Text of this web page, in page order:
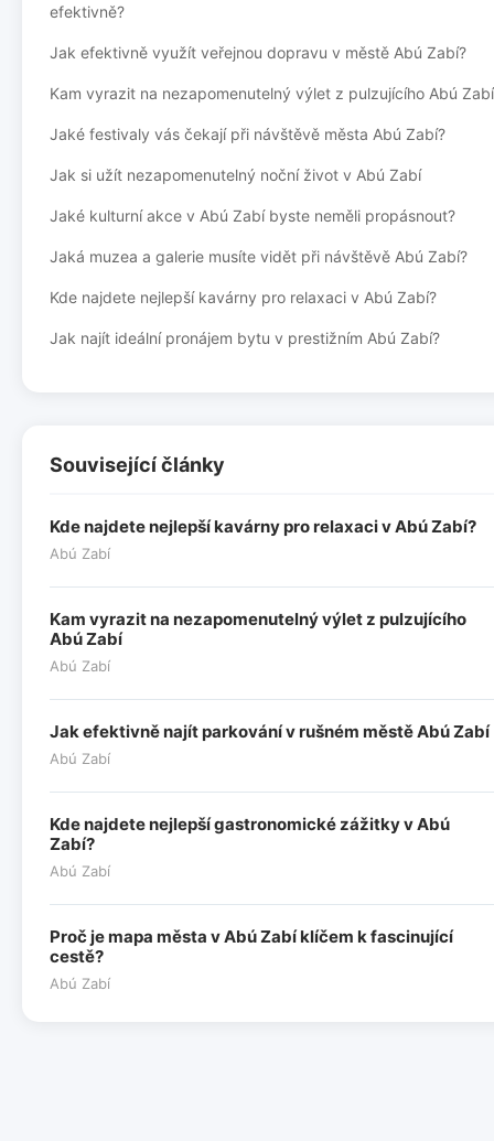
efektivně?
Jak efektivně využít veřejnou dopravu v městě Abú Zabí?
Kam vyrazit na nezapomenutelný výlet z pulzujícího Abú Zabí
Jaké festivaly vás čekají při návštěvě města Abú Zabí?
Jak si užít nezapomenutelný noční život v Abú Zabí
Jaké kulturní akce v Abú Zabí byste neměli propásnout?
Jaká muzea a galerie musíte vidět při návštěvě Abú Zabí?
Kde najdete nejlepší kavárny pro relaxaci v Abú Zabí?
Jak najít ideální pronájem bytu v prestižním Abú Zabí?
Související články
Kde najdete nejlepší kavárny pro relaxaci v Abú Zabí?
Abú Zabí
Kam vyrazit na nezapomenutelný výlet z pulzujícího
Abú Zabí
Abú Zabí
Jak efektivně najít parkování v rušném městě Abú Zabí
Abú Zabí
Kde najdete nejlepší gastronomické zážitky v Abú
Zabí?
Abú Zabí
Proč je mapa města v Abú Zabí klíčem k fascinující
cestě?
Abú Zabí